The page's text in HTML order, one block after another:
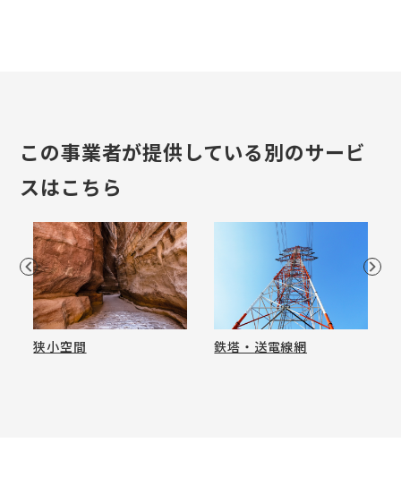
この事業者が提供している別のサービ
スはこちら
狭小空間 鉄塔・送電線網